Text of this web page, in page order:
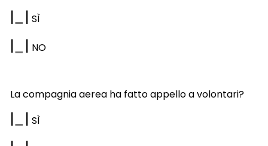
| | SÌ
| | NO
La compagnia aerea ha fatto appello a volontari?
| | SÌ